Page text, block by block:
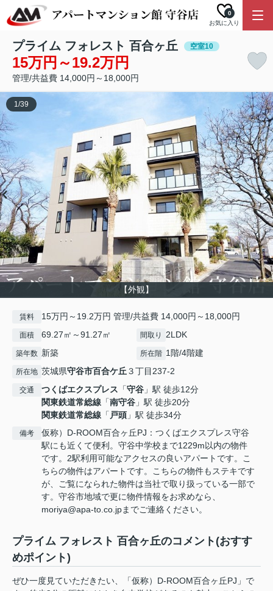
お気に入り
0
プライム フォレスト 百合ヶ丘 空室10
15万円～19.2万円
管理/共益費 14,000円～18,000円
【外観】
1/39
賃料 15万円～19.2万円 管理/共益費 14,000円～18,000円
面積 69.27㎡～91.27㎡ 間取り 2LDK
築年数 新築 所在階 1階/4階建
所在地 茨城県守谷市百合ケ丘３丁目237-2
交通 つくばエクスプレス 「守谷 」駅 徒歩12分
関東鉄道常総線 「南守谷 」駅 徒歩20分
関東鉄道常総線 「 戸頭 」駅 徒歩34分
備考
仮称）D-ROOM百合ヶ丘PJ：つくばエクスプレス守谷
駅にも近くて便利。守谷中学校まで1229m以内の物件
です。2駅利用可能なアクセスの良いアパートです。こ
ちらの物件はアパートです。こちらの物件もステキです
が、ご覧になられた物件は当社で取り扱っている一部で
す。守谷市地域で更に物件情報をお求めなら、
moriya@apa-to.co.jpまでご連絡ください。
プライム フォレスト 百合ヶ丘のコメント(おすす
めポイント)
ぜひ一度見ていただきたい、「仮称）D-ROOM百合ヶ丘PJ」で